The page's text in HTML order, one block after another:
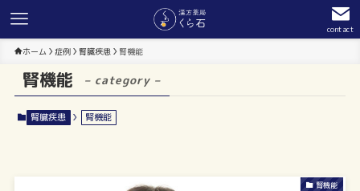
contact
ホーム 症例 腎臓疾患 腎機能
腎機能 – category –
腎臓疾患 腎機能
腎機能